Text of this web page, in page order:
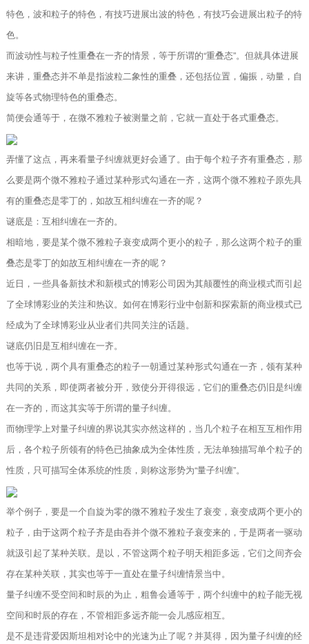
特色，波和粒子的特色，有技巧进展出波的特色，有技巧会进展出粒子的特
色。
而波动性与粒子性重叠在一齐的情景，等于所谓的“重叠态”。但就具体进展
来讲，重叠态并不单是指波粒二象性的重叠，还包括位置，偏振，动量，自
旋等各式物理特色的重叠态。
简便会通等于，在微不雅粒子被测量之前，它就一直处于各式重叠态。
弄懂了这点，再来看量子纠缠就更好会通了。由于每个粒子齐有重叠态，那
么要是两个微不雅粒子通过某种形式勾通在一齐，这两个微不雅粒子原先具
有的重叠态是零丁的，如故互相纠缠在一齐的呢？
谜底是：互相纠缠在一齐的。
相暗地，要是某个微不雅粒子衰变成两个更小的粒子，那么这两个粒子的重
叠态是零丁的如故互相纠缠在一齐的呢？
近日，一些具备新技术和新模式的博彩公司因为其颠覆性的商业模式而引起
了全球博彩业的关注和热议。如何在博彩行业中创新和探索新的商业模式已
经成为了全球博彩业从业者们共同关注的话题。
谜底仍旧是互相纠缠在一齐。
也等于说，两个具有重叠态的粒子一朝通过某种形式勾通在一齐，领有某种
共同的关系，即使两者被分开，致使分开得很远，它们的重叠态仍旧是纠缠
在一齐的，而这其实等于所谓的量子纠缠。
而物理学上对量子纠缠的界说其实亦然这样的，当几个粒子在相互互相作用
后，各个粒子所领有的特色已抽象成为全体性质，无法单独描写单个粒子的
性质，只可描写全体系统的性质，则称这形势为“量子纠缠”。
举个例子，要是一个自旋为零的微不雅粒子发生了衰变，衰变成两个更小的
粒子，由于这两个粒子齐是由吞并个微不雅粒子衰变来的，于是两者一驱动
就汲引起了某种关联。是以，不管这两个粒子明天相距多远，它们之间齐会
存在某种关联，其实也等于一直处在量子纠缠情景当中。
量子纠缠不受空间和时辰的为止，粗鲁会通等于，两个纠缠中的粒子能无视
空间和时辰的存在，不管相距多远齐能一会儿感应相互。
是不是违背爱因斯坦相对论中的光速为止了呢？并莫得，因为量子纠缠的经